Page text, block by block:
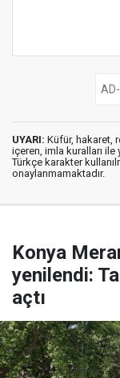
UYARI: Küfür, hakaret,
içeren, imla kuralları ile
Türkçe karakter
onaylanmamaktadır.
Konya
yenilendi:
açtı